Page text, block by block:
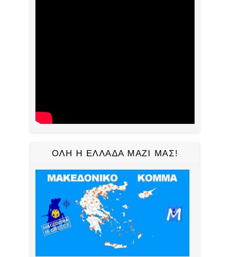
ΟΛΗ Η ΕΛΛΑΔΑ ΜΑΖΙ ΜΑΣ!